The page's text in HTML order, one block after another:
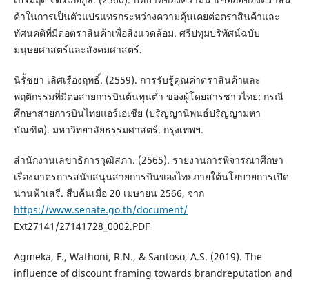
ค้าในการเป็นตัวแปรแทรกระหว่างความคุ้นเคยต่อตราสินค้าและ
ทัศนคติที่มีต่อตราสินค้าเพื่อสิ่งแวดล้อม. ศรีปทุมปริทัศน์ฉบับ
มนุษยศาสตร์และสังคมศาสตร์.
นิรััชยา เลิศเรืองฤทธิ์. (2559). การรับรู้คุณค่าตราสินค้าและ
พฤติกรรมที่มีต่อสายการบินต้นทุนตํ่า ของผู้โดยสารชาวไทย: กรณี
ศึกษาสายการบินไทยแอร์เอเชีย (ปริญญานิพนธ์ปริญญามหา
บัณฑิต). มหาวิทยาลัยธรรมศาสตร์. กรุงเทพฯ.
สำนักงานเลขาธิการวุฒิสภา. (2565). รายงานการพิจารณาศึกษา
เรื่องมาตรการสนับสนุนสายการบินของไทยภายใต้นโยบายการเปิด
น่านฟ้าเสรี. สืบค้นเมื่อ 20 เมษายน 2566, จาก
https://www.senate.go.th/document/
Ext27141/27141728_0002.PDF
Agmeka, F., Wathoni, R.N., & Santoso, A.S. (2019). The
influence of discount framing towards brandreputation and